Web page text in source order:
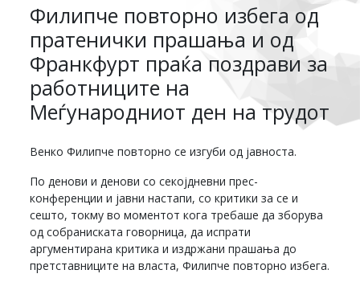
Филипче повторно избега од
пратенички прашања и од
Франкфурт праќа поздрави за
работниците на
Меѓународниот ден на трудот
Венко Филипче повторно се изгуби од јавноста.
По денови и денови со секојдневни прес-
конференции и јавни настапи, со критики за се и
сешто, токму во моментот кога требаше да зборува
од собраниската говорница, да испрати
аргументирана критика и издржани прашања до
претставниците на власта, Филипче повторно избега.